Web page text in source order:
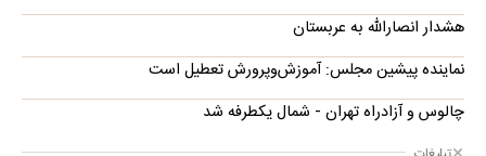
هشدار انصارالله به عربستان
نماینده پیشین مجلس: آموزش‌وپرورش تعطیل است
چالوس و آزادراه تهران - شمال یکطرفه شد